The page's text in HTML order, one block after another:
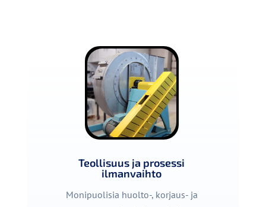
Teollisuus ja prosessi
ilmanvaihto
Monipuolisia huolto-, korjaus- ja